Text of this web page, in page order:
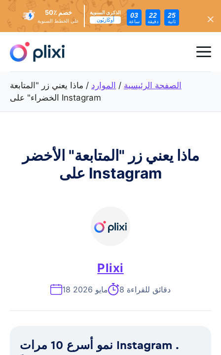
إلى
المحتوى
خصم ٪50
على الخطط السنوية
الذكرى السنوية
أُوكَازيُون
03
ساعة
22
دقيقة
23
ثانية
الصفحة الرئيسية / الموارد / ماذا يعني زر "المتابعة
الخضراء" على Instagram
ماذا يعني زر "المتابعة" الأخضر
على Instagram
Plixi
18 مايو 2026 8 دقائق للقراءة
نمو أسرع 10 مرات Instagram .